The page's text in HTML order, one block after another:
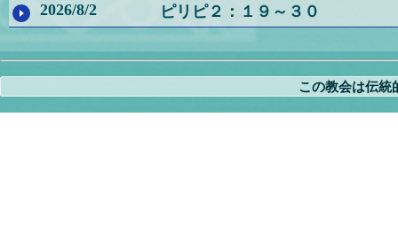
2026/8/2
ピリピ２：１９～３０
この教会は伝統